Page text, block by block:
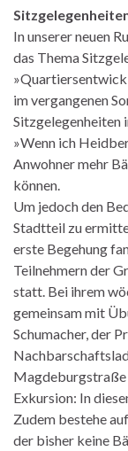
In unserer neuen
das Thema
im vergangenen
Sitzgelegenheiten
»Wenn ich
Anwohner mehr
können.
Um jedoch den
Stadtteil zu
erste Begehung
Teilnehmern der
statt. Bei ihrem
gemeinsam mit
Schumacher, der
Magdeburgstraße
Exkursion: In
Zudem bestehe
der bisher keine